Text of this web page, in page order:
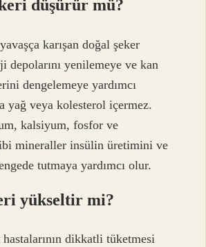
düşürür mü?
karışan doğal şeker
depolarını yenilemeye ve kan
dengelemeye yardımcı
yağ veya kolesterol içermez.
kalsiyum, fosfor ve
mineraller insülin üretimini ve
tutmaya yardımcı olur.
yükseltir mi?
dikkatli tüketmesi